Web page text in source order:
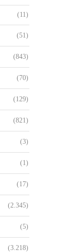
(11)
(51)
(843)
(70)
(129)
(821)
(3)
(1)
(17)
(2.345)
(5)
(3.218)